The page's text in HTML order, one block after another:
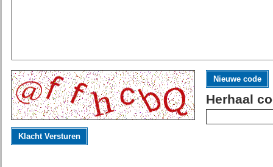
Nieuwe code
Herhaal
Klacht Versturen